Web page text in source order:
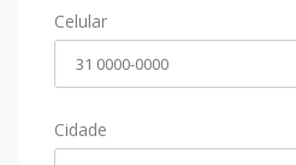
Celular
Cidade